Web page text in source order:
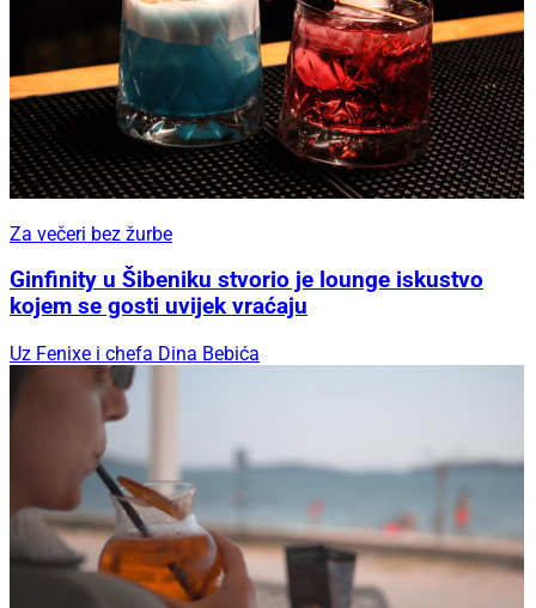
Za večeri bez žurbe
Ginfinity u Šibeniku stvorio je lounge iskustvo
kojem se gosti uvijek vraćaju
Uz Fenixe i chefa Dina Bebića